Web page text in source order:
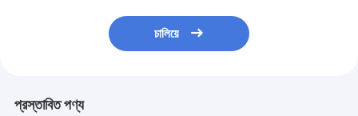
চালিয়ে
প্রস্তাবিত পণ্য